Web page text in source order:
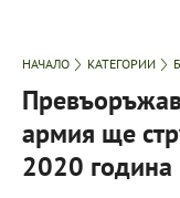
НАЧАЛО КАТЕГОРИИ
армия ще
2020 година